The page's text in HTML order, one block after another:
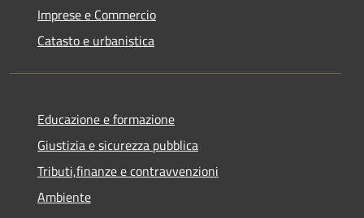
Imprese e Commercio
Catasto e urbanistica
Educazione e formazione
Giustizia e sicurezza pubblica
Tributi,finanze e contravvenzioni
Ambiente